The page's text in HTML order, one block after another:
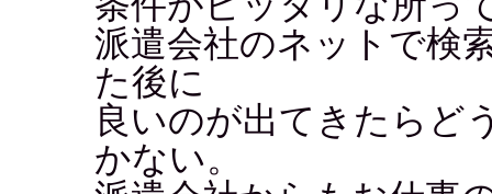
派遣会社のネットで検
た後に
良いのが出てきたらど
かない。